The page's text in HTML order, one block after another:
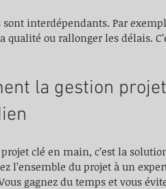
sont interdépendants. Par
qualité ou rallonger les délais.
la gestion
clé en main, c’est la
l’ensemble du projet à un
gagnez du temps et vous